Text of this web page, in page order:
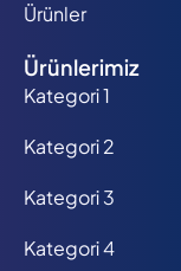
Ürünler
Ürünlerimiz
Kategori 1
Kategori 2
Kategori 3
Kategori 4